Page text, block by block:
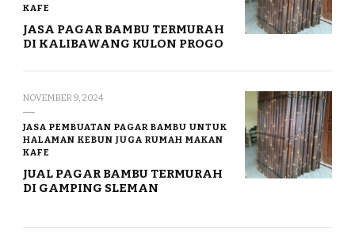
KAFE
JASA PAGAR BAMBU TERMURAH
DI KALIBAWANG KULON PROGO
NOVEMBER 9, 2024
JASA PEMBUATAN PAGAR BAMBU UNTUK
HALAMAN KEBUN JUGA RUMAH MAKAN
KAFE
JUAL PAGAR BAMBU TERMURAH
DI GAMPING SLEMAN